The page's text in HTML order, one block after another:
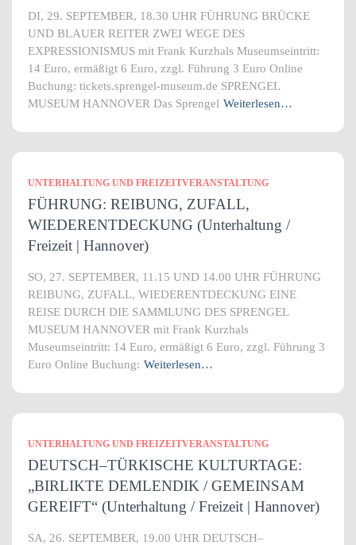
DI, 29. SEPTEMBER, 18.30 UHR FÜHRUNG BRÜCKE
UND BLAUER REITER ZWEI WEGE DES
EXPRESSIONISMUS mit Frank Kurzhals Museumseintritt:
14 Euro, ermäßigt 6 Euro, zzgl. Führung 3 Euro Online
Buchung: tickets.sprengel-museum.de SPRENGEL
MUSEUM HANNOVER Das Sprengel Weiterlesen…
UNTERHALTUNG UND FREIZEITVERANSTALTUNG
FÜHRUNG: REIBUNG, ZUFALL,
WIEDERENTDECKUNG (Unterhaltung /
Freizeit | Hannover)
SO, 27. SEPTEMBER, 11.15 UND 14.00 UHR FÜHRUNG
REIBUNG, ZUFALL, WIEDERENTDECKUNG EINE
REISE DURCH DIE SAMMLUNG DES SPRENGEL
MUSEUM HANNOVER mit Frank Kurzhals
Museumseintritt: 14 Euro, ermäßigt 6 Euro, zzgl. Führung 3
Euro Online Buchung: Weiterlesen…
UNTERHALTUNG UND FREIZEITVERANSTALTUNG
DEUTSCH–TÜRKISCHE KULTURTAGE:
„BIRLIKTE DEMLENDIK / GEMEINSAM
GEREIFT“ (Unterhaltung / Freizeit | Hannover)
SA, 26. SEPTEMBER, 19.00 UHR DEUTSCH–